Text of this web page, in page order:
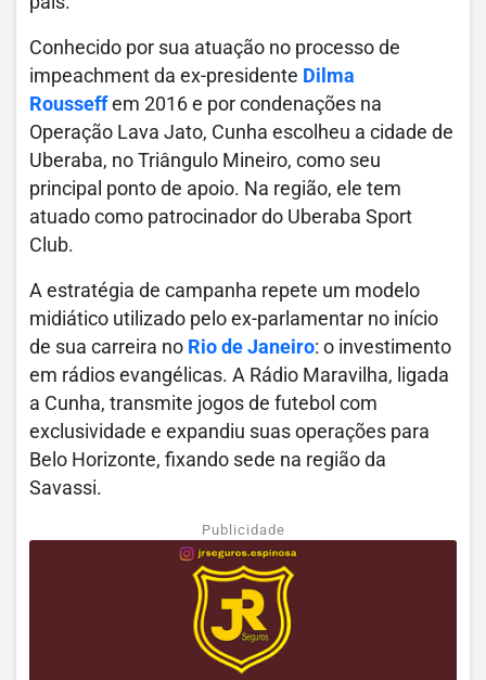
Conhecido por sua atuação no processo de
impeachment da ex-presidente Dilma
Rousseffem 2016 e por condenações na
Operação Lava Jato, Cunha escolheu a cidade de
Uberaba, no Triângulo Mineiro, como seu
principal ponto de apoio. Na região, ele tem
atuado como patrocinador do Uberaba Sport
Club.
A estratégia de campanha repete um modelo
midiático utilizado pelo ex-parlamentar no início
de sua carreira no Rio de Janeiro: o investimento
em rádios evangélicas. A Rádio Maravilha, ligada
a Cunha, transmite jogos de futebol com
exclusividade e expandiu suas operações para
Belo Horizonte, fixando sede na região da
Savassi.
Publicidade